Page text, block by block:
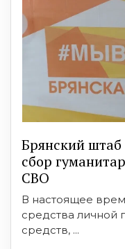
Брянский
сбор
СВО
В настоящее
средства личной
средств, ...